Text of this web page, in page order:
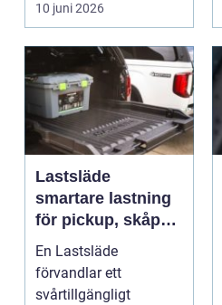
10 juni 2026
Lastsläde
smartare lastning
för pickup, skåpbil
och personbil
En Lastsläde
förvandlar ett
svårtillgängligt